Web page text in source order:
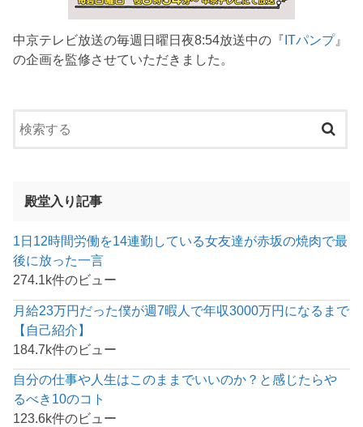
中京テレビ放送の毎週日曜日夜8:54放送中の『ITパンプ』
の企画を監修させていただきました。
殿堂入り記事
1日12時間労働を14連勤している女友達が赤坂の焼肉で最
後に放った一言
274.1k件のビュー
月給23万円だった僕が週7暇人で年収3000万円になるまで
【自己紹介】
184.7k件のビュー
自分の仕事や人生はこのままでいいのか？と感じたらや
るべき10のコト
123.6k件のビュー